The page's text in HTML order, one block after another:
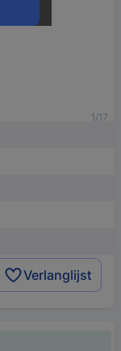
1/17
Verlanglijst